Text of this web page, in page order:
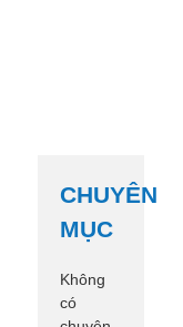
CHUYÊN
MỤC
Không
có